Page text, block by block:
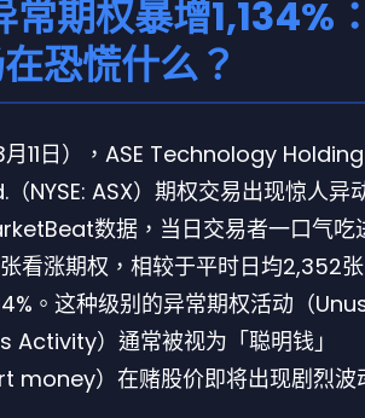
常期权暴增1,134%
恐慌什么？
11日），ASE Technology Holding
（NYSE: ASX）期权交易出现惊人异
数据，当日交易者一口气吃
看涨期权，相较于平时日均2,352
。这种级别的异常期权活动（
Activity）通常被视为「聪明钱」
money）在赌股价即将出现剧烈波